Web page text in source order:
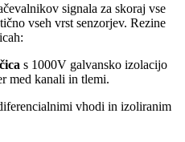
signala za skoraj vse
vseh vrst senzorjev. Rezine
s 1000V galvansko izolacijo
med kanali in tlemi.
vhodi in izoliranim